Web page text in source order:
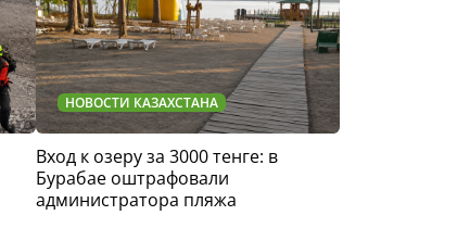
НОВОСТИ КАЗАХСТАНА
Вход к озеру за 3000 тенге: в
Бурабае оштрафовали
администратора пляжа